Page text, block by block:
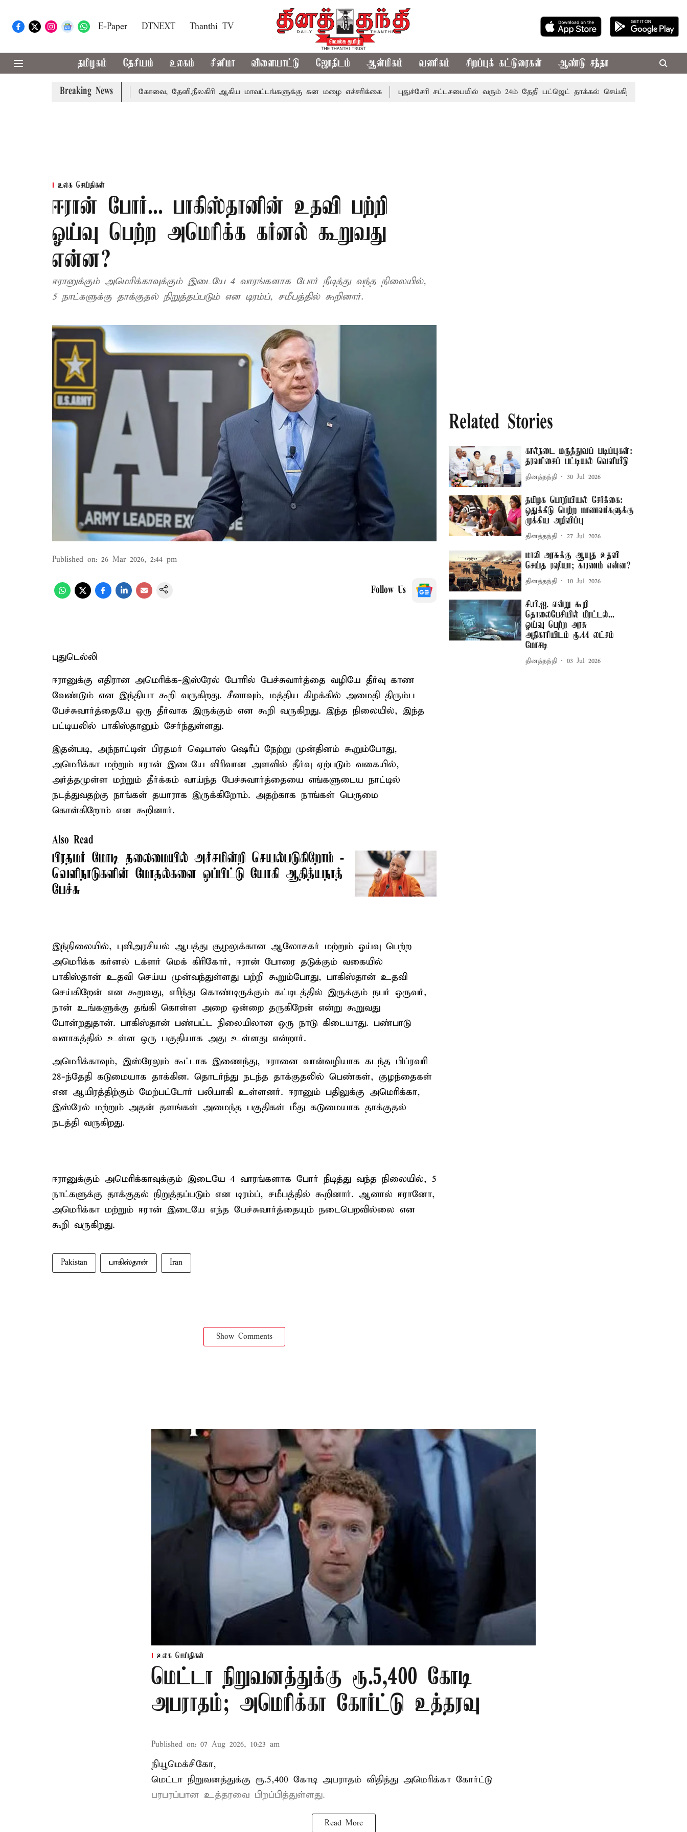
E-Paper DTNEXT Thanthi TV
தமிழகம் தேசியம் உலகம் சினிமா விளையாட்டு ஜோதிடம் ஆன்மிகம் வணிகம் சிறப்புக் கட்டுரைகள் ஆண்டு சந்தா
Breaking News
வாபஸ் பெற்றார் சங்கீதா கோவை, தேனி,நீலகிரி ஆகிய மாவட்டங்களுக்கு கன மழை எச்சரிக்கை புதுச்சேரி சட்டசபையில் வரும் 24ம் தேதி பட்ஜெட் தாக்கல் செய்கிறார் முதல்-அமைச்சர்
உலக செய்திகள்
ஈரான் போர்... பாகிஸ்தானின் உதவி பற்றி
ஓய்வு பெற்ற அமெரிக்க கர்னல் கூறுவது
என்ன?
ஈரானுக்கும் அமெரிக்காவுக்கும் இடையே 4 வாரங்களாக போர் நீடித்து வந்த நிலையில்,
5 நாட்களுக்கு தாக்குதல் நிறுத்தப்படும் என டிரம்ப், சமீபத்தில் கூறினார்.
Published on: 26 Mar 2026, 2:44 pm
Follow Us
புதுடெல்லி
ஈரானுக்கு எதிரான அமெரிக்க-இஸ்ரேல் போரில் பேச்சுவார்த்தை வழியே தீர்வு காண
வேண்டும் என இந்தியா கூறி வருகிறது. சீனாவும், மத்திய கிழக்கில் அமைதி திரும்ப
பேச்சுவார்த்தையே ஒரு தீர்வாக இருக்கும் என கூறி வருகிறது. இந்த நிலையில், இந்த
பட்டியலில் பாகிஸ்தானும் சேர்ந்துள்ளது.
இதன்படி, அந்நாட்டின் பிரதமர் ஷெபாஸ் ஷெரீப் நேற்று முன்தினம் கூறும்போது,
அமெரிக்கா மற்றும் ஈரான் இடையே விரிவான அளவில் தீர்வு ஏற்படும் வகையில்,
அர்த்தமுள்ள மற்றும் தீர்க்கம் வாய்ந்த பேச்சுவார்த்தையை எங்களுடைய நாட்டில்
நடத்துவதற்கு நாங்கள் தயாராக இருக்கிறோம். அதற்காக நாங்கள் பெருமை
கொள்கிறோம் என கூறினார்.
Also Read
பிரதமர் மோடி தலைமையில் அச்சமின்றி செயல்படுகிறோம் -
வெளிநாடுகளின் மோதல்களை ஒப்பிட்டு யோகி ஆதித்யநாத்
பேச்சு
இந்நிலையில், புவிஅரசியல் ஆபத்து சூழலுக்கான ஆலோசகர் மற்றும் ஓய்வு பெற்ற
அமெரிக்க கர்னல் டக்ளர் மெக் கிரிகோர், ஈரான் போரை தடுக்கும் வகையில்
பாகிஸ்தான் உதவி செய்ய முன்வந்துள்ளது பற்றி கூறும்போது, பாகிஸ்தான் உதவி
செய்கிறேன் என கூறுவது, எரிந்து கொண்டிருக்கும் கட்டிடத்தில் இருக்கும் நபர் ஒருவர்,
நான் உங்களுக்கு தங்கி கொள்ள அறை ஒன்றை தருகிறேன் என்று கூறுவது
போன்றதுதான். பாகிஸ்தான் பண்பட்ட நிலையிலான ஒரு நாடு கிடையாது. பண்பாடு
வளாகத்தில் உள்ள ஒரு பகுதியாக அது உள்ளது என்றார்.
அமெரிக்காவும், இஸ்ரேலும் கூட்டாக இணைந்து, ஈரானை வான்வழியாக கடந்த பிப்ரவரி
28-ந்தேதி கடுமையாக தாக்கின. தொடர்ந்து நடந்த தாக்குதலில் பெண்கள், குழந்தைகள்
என ஆயிரத்திற்கும் மேற்பட்டோர் பலியாகி உள்ளனர். ஈரானும் பதிலுக்கு அமெரிக்கா,
இஸ்ரேல் மற்றும் அதன் தளங்கள் அமைந்த பகுதிகள் மீது கடுமையாக தாக்குதல்
நடத்தி வருகிறது.
ஈரானுக்கும் அமெரிக்காவுக்கும் இடையே 4 வாரங்களாக போர் நீடித்து வந்த நிலையில், 5
நாட்களுக்கு தாக்குதல் நிறுத்தப்படும் என டிரம்ப், சமீபத்தில் கூறினார். ஆனால் ஈரானோ,
அமெரிக்கா மற்றும் ஈரான் இடையே எந்த பேச்சுவார்த்தையும் நடைபெறவில்லை என
கூறி வருகிறது.
Pakistan பாகிஸ்தான் Iran
Show Comments
Related Stories
கால்நடை மருத்துவப் படிப்புகள்:
தரவரிசைப் பட்டியல் வெளியீடு
தினத்தந்தி 30 Jul 2026
தமிழக பொறியியல் சேர்க்கை:
ஒதுக்கீடு பெற்ற மாணவர்களுக்கு
முக்கிய அறிவிப்பு
தினத்தந்தி 27 Jul 2026
மாலி அரசுக்கு ஆயுத உதவி
செய்த ரஷியா; காரணம் என்ன?
தினத்தந்தி 10 Jul 2026
சி.பி.ஐ. என்று கூறி
தொலைபேசியில் மிரட்டல்...
ஓய்வு பெற்ற அரசு
அதிகாரியிடம் ரூ.44 லட்சம்
மோசடி
தினத்தந்தி 03 Jul 2026
உலக செய்திகள்
மெட்டா நிறுவனத்துக்கு ரூ.5,400 கோடி
அபராதம்; அமெரிக்கா கோர்ட்டு உத்தரவு
Published on: 07 Aug 2026, 10:23 am
நியூமெக்சிகோ,
மெட்டா நிறுவனத்துக்கு ரூ.5,400 கோடி அபராதம் விதித்து அமெரிக்கா கோர்ட்டு
பரபரப்பான உத்தரவை பிறப்பித்துள்ளது.
Read More